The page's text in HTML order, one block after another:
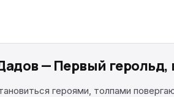
— Первый герольд,
героями, толпами